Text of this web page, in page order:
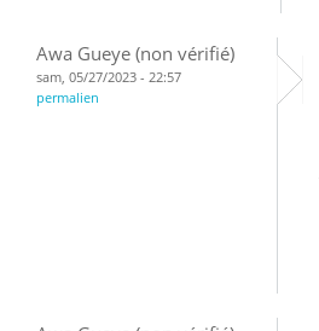
Awa Gueye (non vérifié)
sam, 05/27/2023 - 22:57
permalien